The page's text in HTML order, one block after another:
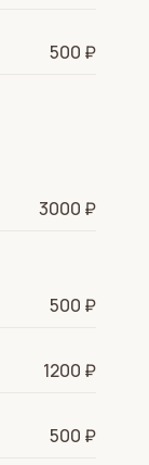
500 ₽
3000 ₽
500 ₽
1200 ₽
500 ₽